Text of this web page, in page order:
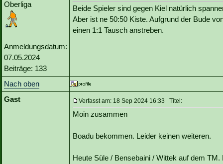
Oberliga
Anmeldungsdatum:
07.05.2024
Beiträge: 133
Beide Spieler sind gegen Kiel natürlich
Aber ist ne 50:50 Kiste. Aufgrund der Bude
einen 1:1 Tausch anstreben.
Nach oben
Gast
Verfasst am: 18 Sep 2024 16:33 Titel:
Moin zusammen
Boadu bekommen. Leider keinen weiteren.
Heute Süle / Bensebaini / Wittek auf dem